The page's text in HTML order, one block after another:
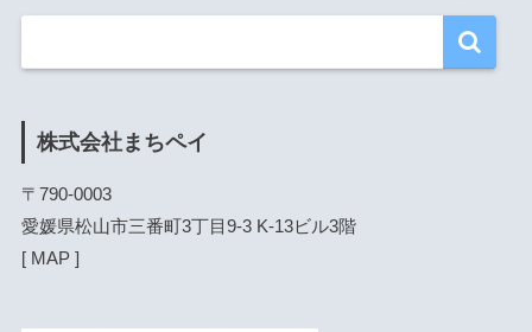
株式会社まちペイ
〒790-0003
愛媛県松山市三番町3丁目9-3 K-13ビル3階
[ MAP ]